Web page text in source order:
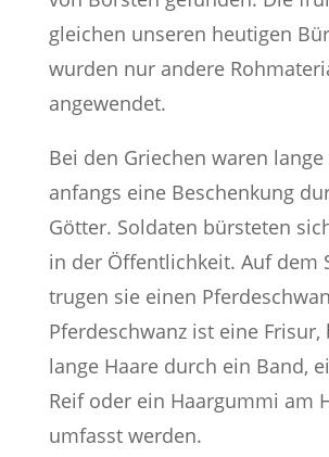
gleichen unseren heutigen
wurden nur andere
angewendet.
Bei den Griechen waren lange
anfangs eine Beschenkung
Götter. Soldaten bürsteten
in der Öffentlichkeit. Auf dem
trugen sie einen
Pferdeschwanz ist eine Frisur,
lange Haare durch ein Band,
Reif oder ein Haargummi am
umfasst werden.